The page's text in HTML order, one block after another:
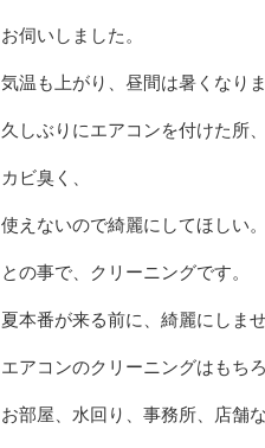
お伺いしました。
気温も上がり、昼間は暑くなりま
久しぶりにエアコンを付けた所、
カビ臭く、
使えないので綺麗にしてほしい。
との事で、クリーニングです。
夏本番が来る前に、綺麗にしま
エアコンのクリーニングはもちろ
お部屋、水回り、事務所、店舗